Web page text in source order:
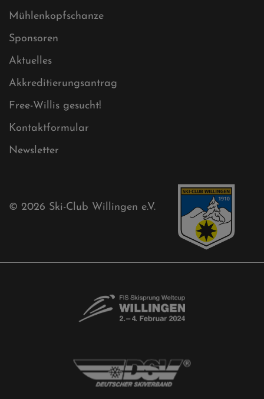
Impressum
Sitemap
Sitemap XML
Cookies
Ski-Club
Mühlenkopfschanze
Sponsoren
Free-Willis gesucht!
Ski-Club Willingen e.V.